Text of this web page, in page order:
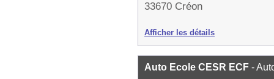
33670 Créon
Afficher les détails
Auto Ecole CESR ECF -